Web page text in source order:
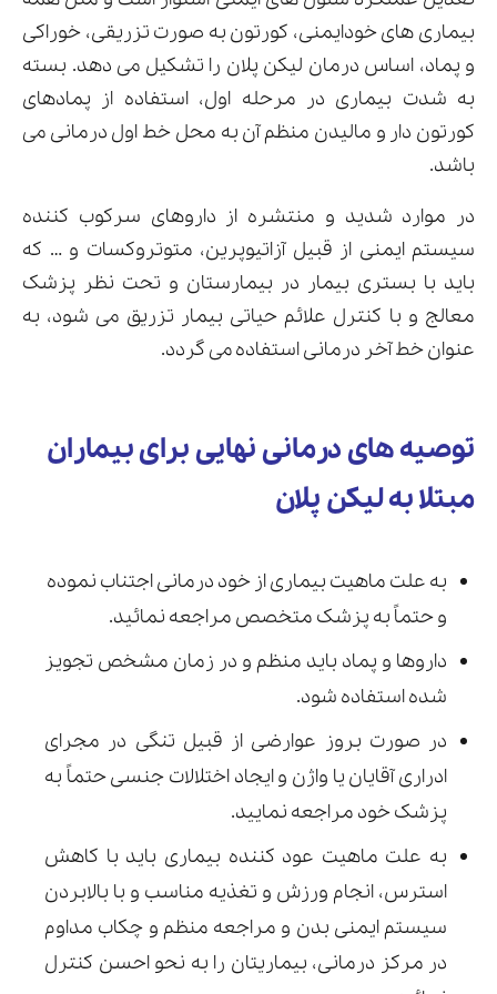
بیماری های خودایمنی، کورتون به صورت تزریقی، خوراکی
و پماد، اساس درمان لیکن پلان را تشکیل می دهد. بسته
به شدت بیماری در مرحله اول، استفاده از پمادهای
کورتون دار و مالیدن منظم آن به محل خط اول درمانی می
باشد.
در موارد شدید و منتشره از داروهای سرکوب کننده
سیستم ایمنی از قبیل آزاتیوپرین، متوتروکسات و … که
باید با بستری بیمار در بیمارستان و تحت نظر پزشک
معالج و با کنترل علائم حیاتی بیمار تزریق می شود، به
عنوان خط آخر درمانی استفاده می گردد.
توصیه های درمانی نهایی برای بیماران
مبتلا به لیکن پلان
به علت ماهیت بیماری از خود درمانی اجتناب نموده
و حتماً به پزشک متخصص مراجعه نمائید.
داروها و پماد باید منظم و در زمان مشخص تجویز
شده استفاده شود.
در صورت بروز عوارضی از قبیل تنگی در مجرای
ادراری آقایان یا واژن و ایجاد اختلالات جنسی حتماً به
پزشک خود مراجعه نمایید.
به علت ماهیت عود کننده بیماری باید با کاهش
استرس، انجام ورزش و تغذیه مناسب و با بالابردن
سیستم ایمنی بدن و مراجعه منظم و چکاب مداوم
در مرکز درمانی، بیماریتان را به نحو احسن کنترل